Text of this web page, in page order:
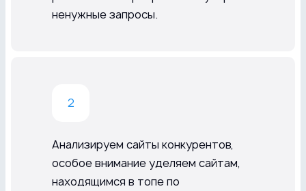
ненужные запросы.
Анализируем сайты конкурентов,
особое внимание уделяем сайтам,
находящимся в топе по